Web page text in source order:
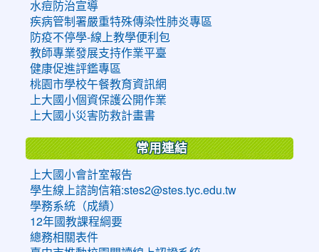
水痘防治宣導
疾病管制署嚴重特殊傳染性肺炎專區
防疫不停學-線上教學便利包
教師專業發展支持作業平臺
健康促進評鑑專區
桃園市學校午餐教育資訊網
上大國小個資保護公開作業
上大國小災害防救計畫書
常用連結
上大國小會計室報告
學生線上諮詢信箱:stes2@stes.tyc.edu.tw
學務系統（成績）
12年國教課程綱要
總務相關表件